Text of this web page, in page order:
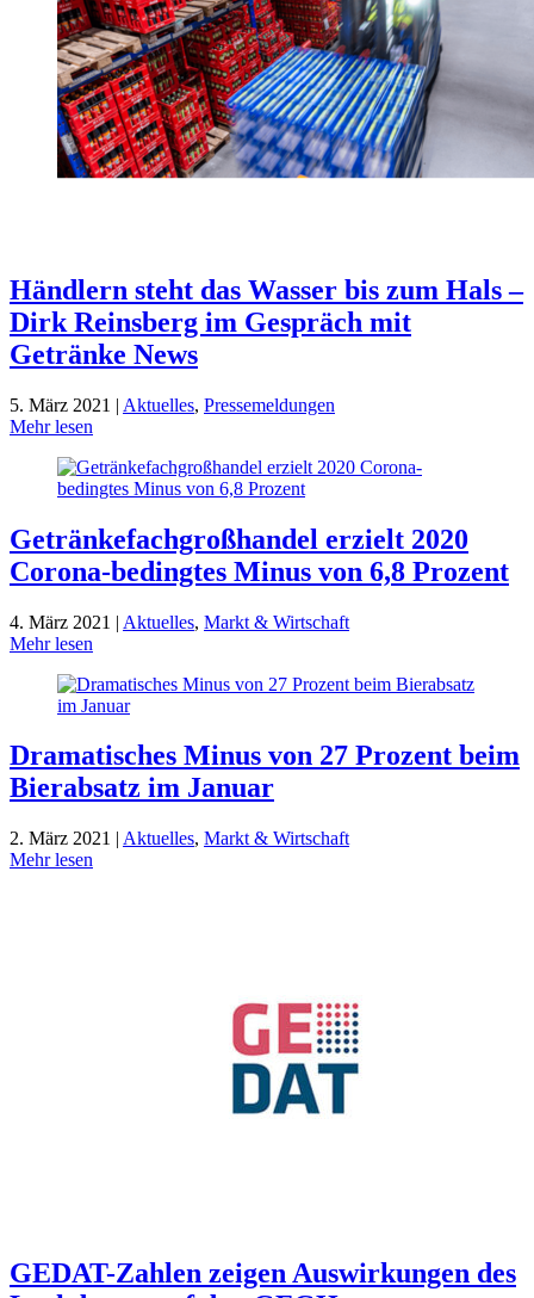
Händlern steht das Wasser bis zum Hals –
Dirk Reinsberg im Gespräch mit
Getränke News
5. März 2021 | Aktuelles, Pressemeldungen
Mehr lesen
Getränke­fach­groß­handel erzielt 2020
Corona-bedingtes Minus von 6,8 Prozent
4. März 2021 | Aktuelles, Markt & Wirtschaft
Mehr lesen
Dramatisches Minus von 27 Prozent beim
Bierabsatz im Januar
2. März 2021 | Aktuelles, Markt & Wirtschaft
Mehr lesen
GEDAT-Zahlen zeigen Auswirkungen des